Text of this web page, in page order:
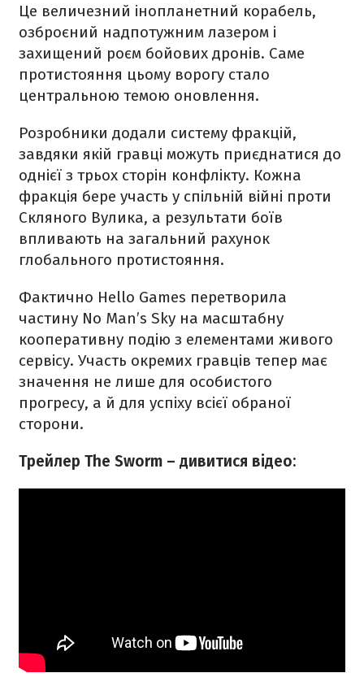
Це величезний інопланетний корабель,
озброєний надпотужним лазером і
захищений роєм бойових дронів. Саме
протистояння цьому ворогу стало
центральною темою оновлення.
Розробники додали систему фракцій,
завдяки якій гравці можуть приєднатися до
однієї з трьох сторін конфлікту. Кожна
фракція бере участь у спільній війні проти
Скляного Вулика, а результати боїв
впливають на загальний рахунок
глобального протистояння.
Фактично Hello Games перетворила
частину No Man’s Sky на масштабну
кооперативну подію з елементами живого
сервісу. Участь окремих гравців тепер має
значення не лише для особистого
прогресу, а й для успіху всієї обраної
сторони.
Трейлер The Sworm – дивитися відео: